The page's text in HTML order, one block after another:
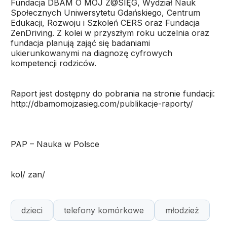
Fundacja DBAM O MÓJ Z@SIĘG, Wydział Nauk
Społecznych Uniwersytetu Gdańskiego, Centrum
Edukacji, Rozwoju i Szkoleń CERS oraz Fundacja
ZenDriving. Z kolei w przyszłym roku uczelnia oraz
fundacja planują zająć się badaniami
ukierunkowanymi na diagnozę cyfrowych
kompetencji rodziców.
Raport jest dostępny do pobrania na stronie fundacji:
http://dbamomojzasieg.com/publikacje-raporty/
PAP – Nauka w Polsce
kol/ zan/
dzieci telefony komórkowe młodzież